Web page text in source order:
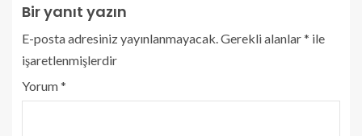
Bir yanıt yazın
E-posta adresiniz yayınlanmayacak. Gerekli alanlar* ile
işaretlenmişlerdir
Yorum*